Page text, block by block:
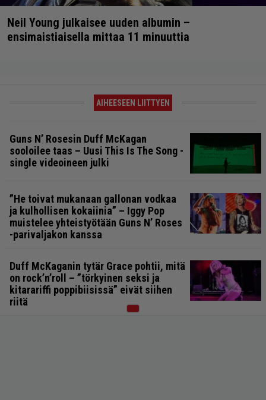
Neil Young julkaisee uuden albumin –
ensimaistiaisella mittaa 11 minuuttia
AIHEESEEN LIITTYEN
Guns N’ Rosesin Duff McKagan
sooloilee taas – Uusi This Is The Song -
single videoineen julki
”He toivat mukanaan gallonan vodkaa
ja kulhollisen kokaiinia” – Iggy Pop
muistelee yhteistyötään Guns N’ Roses
-parivaljakon kanssa
Duff McKaganin tytär Grace pohtii, mitä
on rock’n’roll – ”törkyinen seksi ja
kitarariffi poppibiisissä” eivät siihen
riitä